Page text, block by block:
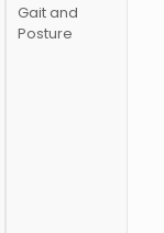
Gait and
Posture